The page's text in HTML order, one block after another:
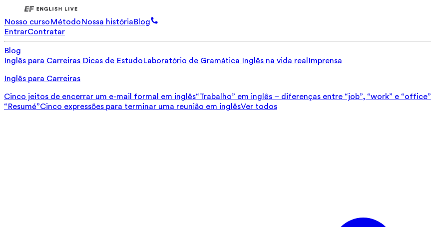
Nosso cursoMétodoNossa históriaBlog
EntrarContratar
Blog
Inglês para Carreiras Dicas de EstudoLaboratório de Gramática Inglês na vida real Imprensa
Inglês para Carreiras
Cinco jeitos de encerrar um e-mail formal em inglês“Trabalho” em inglês – diferenças entre “job”, “work” e “office”
“Resumé”Cinco expressões para terminar uma reunião em inglêsVer todos